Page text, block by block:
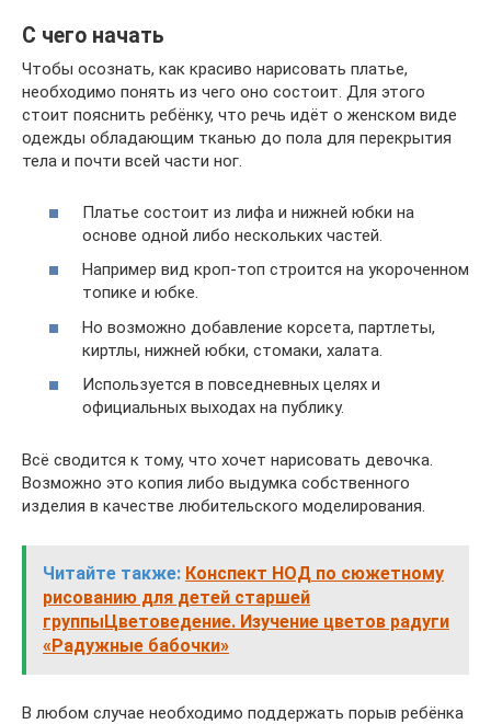
С чего начать
Чтобы осознать, как красиво нарисовать платье,
необходимо понять из чего оно состоит. Для этого
стоит пояснить ребёнку, что речь идёт о женском виде
одежды обладающим тканью до пола для перекрытия
тела и почти всей части ног.
Платье состоит из лифа и нижней юбки на
основе одной либо нескольких частей.
Например вид кроп-топ строится на укороченном
топике и юбке.
Но возможно добавление корсета, партлеты,
киртлы, нижней юбки, стомаки, халата.
Используется в повседневных целях и
официальных выходах на публику.
Всё сводится к тому, что хочет нарисовать девочка.
Возможно это копия либо выдумка собственного
изделия в качестве любительского моделирования.
Читайте также: Конспект НОД по сюжетному
рисованию для детей старшей
группыЦветоведение. Изучение цветов радуги
«Радужные бабочки»
В любом случае необходимо поддержать порыв ребёнка